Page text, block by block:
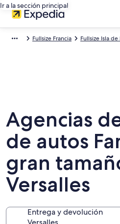
Ir a la sección principal
Fullsize Francia Fullsize Isla de
Agencias
de autos
gran
Versalles
Entrega y devolución